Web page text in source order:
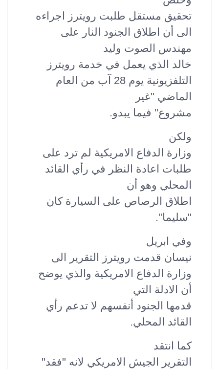
تحقيق مستقل طلبت رويترز اجراءه
الى أن اطلاق الجنود النار على
مهندس الصوت وليد
خالد الذي يعمل في خدمة رويترز
التلفزيونية يوم 28 آب من العام
الماضي "غير
مشروع" فيما يبدو.
ولكن
وزارة الدفاع الامريكية لم ترد على
طلبات اعادة النظر في رأي القائد
المحلي وهو أن
اطلاق الرصاص على السيارة كان
"سليما".
وفي ابريل
نيسان قدمت رويترز التقرير الى
وزارة الدفاع الامريكية والذي يوضح
أن الادلة التي
قدمها الجنود أنفسهم لا تدعم رأي
القائد المحلي.
كما انتقد
التقرير الجيش الامريكي لانه "فقد"